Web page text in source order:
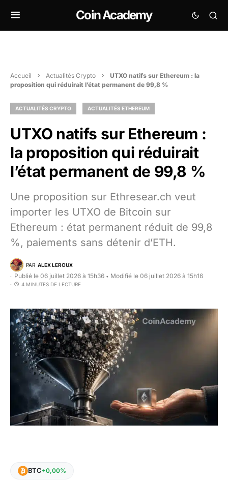
Coin Academy
Accueil Actualités Crypto
UTXO natifs sur Ethereum : la
proposition qui réduirait l’état permanent de 99,8 %
ACTUALITÉS CRYPTO ACTUALITÉS ETHEREUM
UTXO natifs sur Ethereum :
la proposition qui réduirait
l’état permanent de 99,8 %
Une proposition sur Ethresear.ch veut
importer les UTXO de Bitcoin sur
Ethereum : état permanent réduit de 99,8
%, paiements sans détenir d’ETH.
PAR ALEX LEROUX
Publié le 06 juillet 2026 à 15h36 • Modifié le 06 juillet 2026 à 15h16
4 MINUTES DE LECTURE
BTC+0,00%